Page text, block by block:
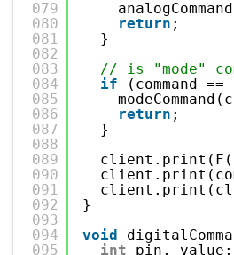
079
080
081
082
083
084
085
086
087
088
089
090
091
092
093
094
095
return ;
}
// is "mode"
if
(command ==
return ;
}
client.print(F(
}
void
int
pin, value;